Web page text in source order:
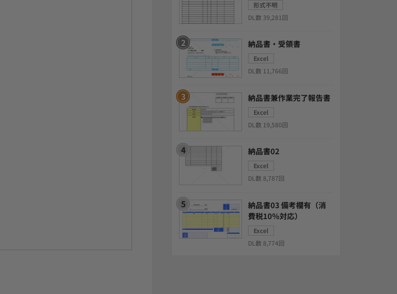
形式不明
DL数 39,281回
納品書・受領書
Excel
DL数 11,766回
納品書兼作業完了報告書
Excel
DL数 19,580回
納品書02
Excel
DL数 8,787回
納品書03 備考欄有（消
費税10％対応）
Excel
DL数 8,774回